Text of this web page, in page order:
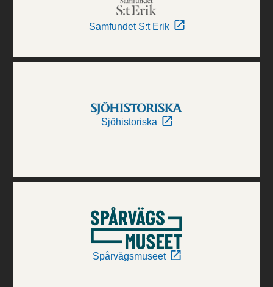
Samfundet S:t Erik
Sjöhistoriska
Spårvägsmuseet